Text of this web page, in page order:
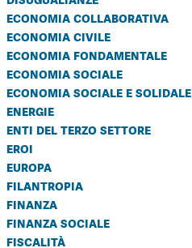
economia collaborativa
economia civile
economia fondamentale
economia sociale
economia sociale e solidale
energie
enti del terzo settore
eroi
europa
filantropia
finanza
finanza sociale
fiscalità